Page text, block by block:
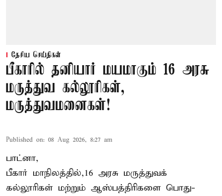
தேசிய செய்திகள்
பீகாரில் தனியார் மயமாகும் 16 அரசு
மருத்துவ கல்லூரிகள்,
மருத்துவமனைகள்!
Published on: 08 Aug 2026, 8:27 am
பாட்னா,
பீகார் மாநிலத்தில்,16 அரசு மருத்துவக்
கல்லூரிகள் மற்றும் ஆஸ்பத்திரிகளை பொது-